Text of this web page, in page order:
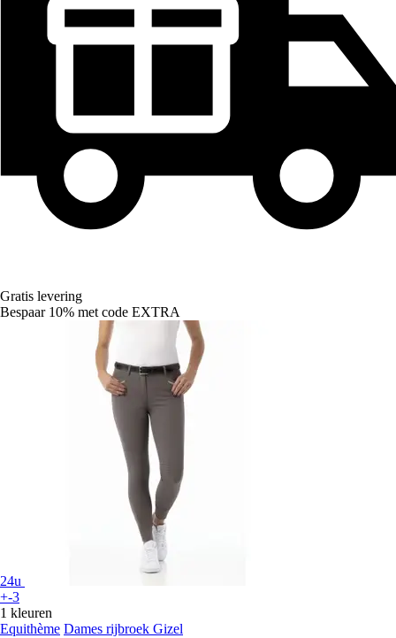
Gratis levering
Bespaar 10% met code EXTRA
24u
+-3
1 kleuren
Equithème Dames rijbroek Gizel